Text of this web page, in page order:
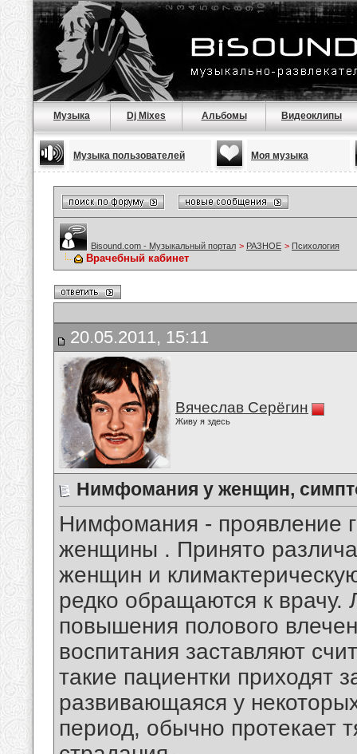
Музыка Dj Mixes Альбомы Видеоклипы
Музыка пользователей Моя музыка
Bisound.com - Музыкальный портал > РАЗНОЕ > Психология
Врачебный кабинет
20.05.2011, 15:11
Вячеслав Серёгин
Живу я здесь
Нимфомания у женщин,
Нимфомания - проявление
женщины . Принято
женщин и
редко обращаются к врачу.
повышения полового
воспитания заставляют
такие пациентки
развивающаяся у
период, обычно протекает